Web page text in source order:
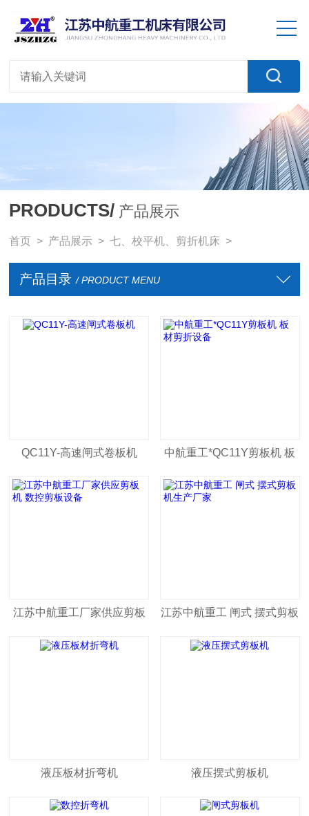
PRODUCTS/ 产品展示
首页 > 产品展示 >七、校平机、剪折机床 >
产品目录 / PRODUCT MENU
QC11Y-高速闸式卷板机 中航重工*QC11Y剪板机 板
材剪折设备
江苏中航重工厂家供应剪板
机 数控剪板设备
江苏中航重工 闸式 摆式剪板
机生产厂家
液压板材折弯机 液压摆式剪板机